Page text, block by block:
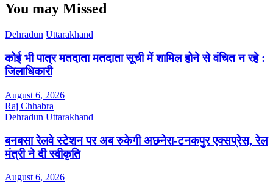
You may Missed
Dehradun Uttarakhand
कोई भी पात्र मतदाता मतदाता सूची में शामिल होने से वंचित न रहे :
जिलाधिकारी
August 6, 2026
Raj Chhabra
Dehradun Uttarakhand
बनबसा रेलवे स्टेशन पर अब रुकेगी अछनेरा-टनकपुर एक्सप्रेस, रेल
मंत्री ने दी स्वीकृति
August 6, 2026